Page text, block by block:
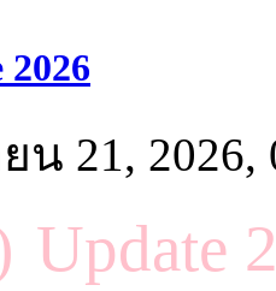
น 21, 2026,
Update